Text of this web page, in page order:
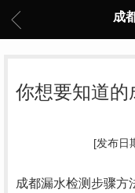
成
你想要知道的
[发布日
成都漏水检测 步骤方